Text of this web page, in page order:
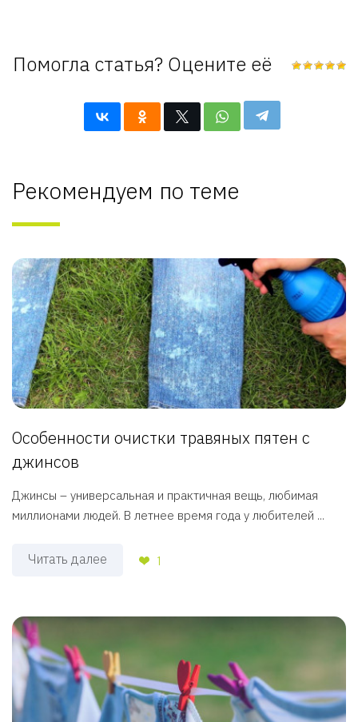
Помогла статья? Оцените её
Рекомендуем по теме
Особенности очистки травяных пятен с
джинсов
Джинсы – универсальная и практичная вещь, любимая
миллионами людей. В летнее время года у любителей ...
Читать далее 1